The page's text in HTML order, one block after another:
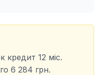
кредит 12 міс.
6 284 грн.